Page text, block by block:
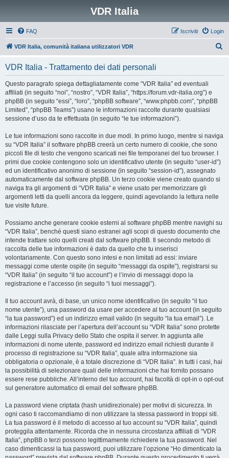
VDR Italia
FAQ Login
Iscriviti
VDR Italia, comunità italiana utilizzatori VDR
VDR Italia - Trattamento dei dati personali
Questo paragrafo spiega dettagliatamente come “VDR Italia” ed eventuali
affiliati (in seguito “noi”, “nostro”, “VDR Italia”, “https://forum.vdr-italia.org”) e
phpBB (in seguito “essi”, “loro”, “phpBB software”, “www.phpbb.com”, “phpBB
Limited”, “phpBB Teams”) usano le informazioni raccolte durante qualsiasi
sessione d’uso da te effettuata (in seguito “le tue informazioni”).
Le tue informazioni sono raccolte in due modi. In primo luogo, mentre si naviga
su “VDR Italia” il software phpBB creerà un certo numero di cookie, che sono
piccoli file di testo che vengono scaricati nei file temporanei del tuo browser. I
primi due cookie contengono solo un identificativo utente (in seguito “user-id”)
ed un identificativo anonimo di sessione (in seguito “session-id”), assegnato
automaticamente dal software phpBB. Un terzo cookie viene creato quando si
naviga tra gli argomenti di “VDR Italia” e viene usato per memorizzare gli
argomenti letti da quelli ancora da leggere, quindi agevolando la lettura nelle
tue visite future.
Possiamo anche generare cookie esterni al software phpBB mentre navighi su
“VDR Italia”, benché questi siano estranei agli scopi di questo documento che
intende trattare solo quelli creati dal software phpBB. Il secondo metodo di
raccolta delle tue informazioni è dato da quello che tu inserisci
volontariamente. Con questo sono intesi e non limitati ad essi: inviare
messaggi come utente ospite (in seguito “messaggi da ospite”), registrarsi su
“VDR Italia” (in seguito “il tuo account”) e l’invio di messaggi dopo la
registrazione e l’accesso (in seguito “i tuoi messaggi”).
Il tuo account avrà, di base, un unico nome identificativo (in seguito “il tuo
nome utente”), una password da usare per accedere al tuo account (in seguito
“la tua password”) ed un indirizzo email valido (in seguito “la tua email”). Le
informazioni rilasciate per l’apertura dell’account su “VDR Italia” sono protette
dalle Leggi sulla Privacy dello Stato che ospita il server. In aggiunta alle
informazioni di nome utente, password ed indirizzo email richiesti durante il
processo di registrazione su “VDR Italia”, quale altra informazione sia
obbligatoria o opzionale, è a totale discrezione di “VDR Italia”. In tutti i casi, hai
la possibilità di selezionare quali delle informazioni che hai fornito possano
essere rese pubbliche. All’interno del tuo account, hai facoltà di opt-in o opt-out
sul generatore automatico di email del software phpBB.
La password viene criptata (hash unidirezionale) per motivi di sicurezza. In
ogni caso ti raccomandiamo di non utilizzare la stessa password in troppi siti.
La tua password è il metodo di accesso al tuo account su “VDR Italia”, quindi
proteggila attentamente. Ricorda che in nessuna circostanza affiliati di “VDR
Italia”, phpBB o terzi possono legittimamente richiedere la tua password. Nel
caso dimenticassi la tua password, puoi utilizzare l’opzione “Ho dimenticato la